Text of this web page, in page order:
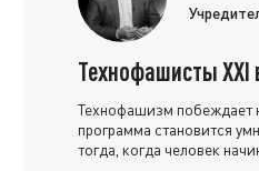
Технофашисты XXI
Технофашизм побеждает
программа становится
тогда, когда человек